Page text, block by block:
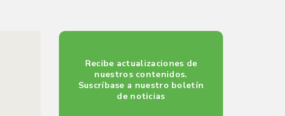
Recibe actualizaciones de
nuestros contenidos.
Suscríbase a nuestro boletín
de noticias